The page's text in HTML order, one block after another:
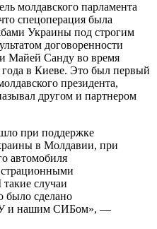
молдавского парламента
спецоперация была
Украины под строгим
договоренности
Майей Санду во время
года в Киеве. Это был первый
президента,
другом и партнером
при поддержке
в Молдавии, при
автомобиля
случаи
было сделано
и нашим СИБом», —